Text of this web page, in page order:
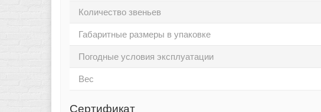
Количество звеньев
Габаритные размеры в упаковке
Погодные условия эксплуатации
Вес
Сертификат